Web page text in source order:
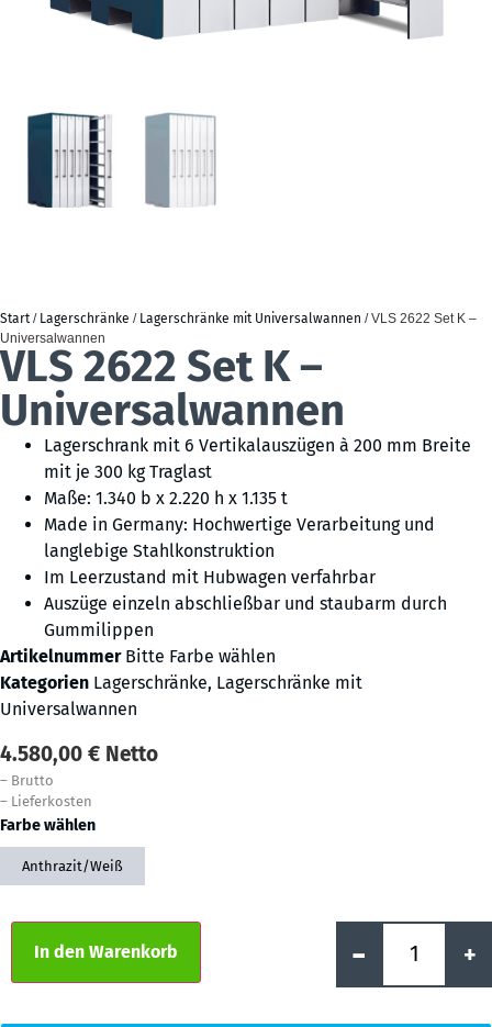
Start/ Lagerschränke / Lagerschränke mit Universalwannen / VLS 2622 Set K –
Universalwannen
VLS 2622 Set K –
Universalwannen
Lagerschrank mit 6 Vertikalauszügen à 200 mm Breite
mit je 300 kg Traglast
Maße: 1.340 b x 2.220 h x 1.135 t
Made in Germany: Hochwertige Verarbeitung und
langlebige Stahlkonstruktion
Im Leerzustand mit Hubwagen verfahrbar
Auszüge einzeln abschließbar und staubarm durch
Gummilippen
Artikelnummer Bitte Farbe wählen
Kategorien Lagerschränke, Lagerschränke mit
Universalwannen
4.580,00 € Netto
– Brutto
– Lieferkosten
Farbe wählen
Anthrazit/Weiß
- +
In den Warenkorb